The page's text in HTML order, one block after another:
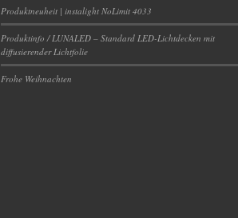
Produktneuheit | instalight NoLimit 4033
Produktinfo / LUNALED – Standard LED-Lichtdecken mit
diffusierender Lichtfolie
Frohe Weihnachten